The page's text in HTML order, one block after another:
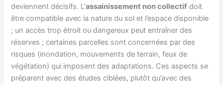
deviennent décisifs. L’assainissement non collectif doit
être compatible avec la nature du sol et l’espace disponible
; un accès trop étroit ou dangereux peut entraîner des
réserves ; certaines parcelles sont concernées par des
risques (inondation, mouvements de terrain, feux de
végétation) qui imposent des adaptations. Ces aspects se
préparent avec des études ciblées, plutôt qu’avec des